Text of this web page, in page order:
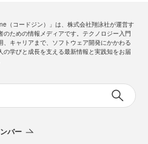
（コードジン）」は、株式会社翔泳社が運営す
のための情報メディアです。テクノロジー入門
、キャリアまで、ソフトウェア開発にかかわる
の学びと成長を支える最新情報と実践知をお届
バー